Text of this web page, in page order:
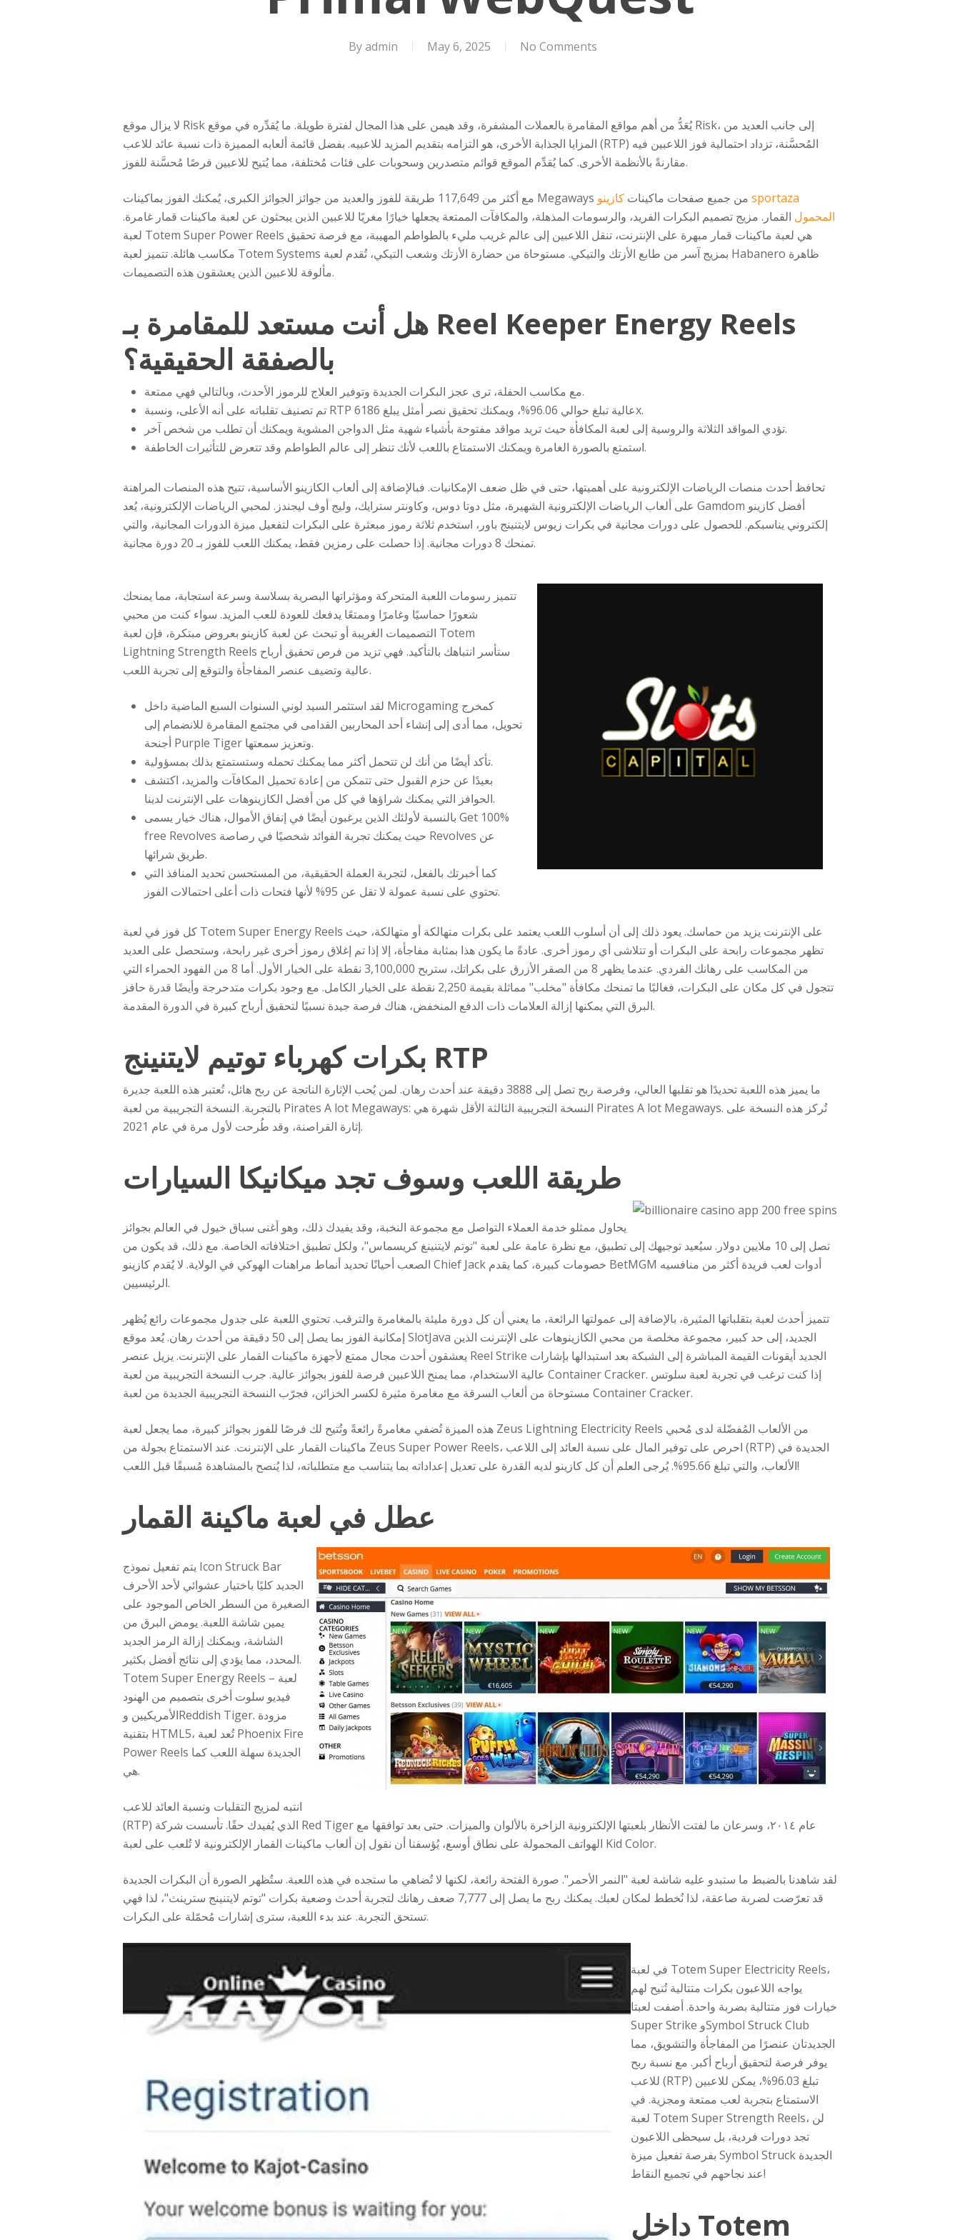
Byadmin May 6, 2025 No Comments
لا يزال موقع Risk يُعَدُّ من أهم مواقع المقامرة بالعملات المشفرة، وقد هيمن على هذا المجال لفترة طويلة. ما يُقدِّره في موقع Risk، إلى جانب العديد من
المزايا الجذابة الأخرى، هو التزامه بتقديم المزيد للاعبيه. بفضل قائمة ألعابه المميزة ذات نسبة عائد للاعب (RTP) المُحسَّنة، تزداد احتمالية فوز اللاعبين فيه
مقارنةً بالأنظمة الأخرى.كما يُقدِّم الموقع قوائم متصدرين وسحوبات على فئات مُختلفة، مما يُتيح للاعبين فرصًا مُحسَّنة للفوز.
مع أكثر من 117,649 طريقة للفوز والعديد من جوائز الجوائز الكبرى، يُمكنك الفوز بماكينات Megaways من جميع صفحات ماكينات كازينو sportaza
المحمول القمار. مزيج تصميم البكرات الفريد، والرسومات المذهلة، والمكافآت الممتعة يجعلها خيارًا مغريًا للاعبين الذين يبحثون عن لعبة ماكينات قمار غامرة.
لعبة Totem Super Power Reels هي لعبة ماكينات قمار مبهرة على الإنترنت، تنقل اللاعبين إلى عالم غريب مليء بالطواطم المهيبة، مع فرصة تحقيق
مكاسب هائلة. تتميز لعبة Totem Systems بمزيج آسر من طابع الأزتك والتيكي. مستوحاة من حضارة الأزتك وشعب التيكي، تُقدم لعبة Habanero ظاهرة
مألوفة للاعبين الذين يعشقون هذه التصميمات.
هل أنت مستعد للمقامرة بـ Reel Keeper Energy Reels
بالصفقة الحقيقية؟
مع مكاسب الحفلة، ترى عجز البكرات الجديدة وتوفير العلاج للرموز الأحدث، وبالتالي فهي ممتعة.
تم تصنيف تقلباته على أنه الأعلى، ونسبة RTP عالية تبلغ حوالي 96.06%، ويمكنك تحقيق نصر أمثل يبلغ 6186x.
تؤدي المواقد الثلاثة والروسية إلى لعبة المكافأة حيث تريد مواقد مفتوحة بأشياء شهية مثل الدواجن المشوية ويمكنك أن تطلب من شخص آخر.
استمتع بالصورة الغامرة ويمكنك الاستمتاع باللعب لأنك تنظر إلى عالم الطواطم وقد تتعرض للتأثيرات الخاطفة.
تحافظ أحدث منصات الرياضات الإلكترونية على أهميتها، حتى في ظل ضعف الإمكانيات. فبالإضافة إلى ألعاب الكازينو الأساسية، تتيح هذه المنصات المراهنة
على ألعاب الرياضات الإلكترونية الشهيرة، مثل دوتا دوس، وكاونتر سترايك، وليج أوف ليجندز. لمحبي الرياضات الإلكترونية، يُعد Gamdom أفضل كازينو
إلكتروني يناسبكم. للحصول على دورات مجانية في بكرات زيوس لايتنينج باور، استخدم ثلاثة رموز مبعثرة على البكرات لتفعيل ميزة الدورات المجانية، والتي
تمنحك 8 دورات مجانية. إذا حصلت على رمزين فقط، يمكنك اللعب للفوز بـ 20 دورة مجانية.
تتميز رسومات اللعبة المتحركة ومؤثراتها البصرية بسلاسة وسرعة استجابة، مما يمنحك
شعورًا حماسيًا وغامرًا وممتعًا يدفعك للعودة للعب المزيد. سواء كنت من محبي
التصميمات الغريبة أو تبحث عن لعبة كازينو بعروض مبتكرة، فإن لعبة Totem
Lightning Strength Reels ستأسر انتباهك بالتأكيد. فهي تزيد من فرص تحقيق أرباح
عالية وتضيف عنصر المفاجأة والتوقع إلى تجربة اللعب.
لقد استثمر السيد لوني السنوات السبع الماضية داخل Microgaming كمخرج
تحويل، مما أدى إلى إنشاء أحد المحاربين القدامى في مجتمع المقامرة للانضمام إلى
أجنحة Purple Tiger وتعزيز سمعتها.
تأكد أيضًا من أنك لن تتحمل أكثر مما يمكنك تحمله وستستمتع بذلك بمسؤولية.
بعيدًا عن حزم القبول حتى تتمكن من إعادة تحميل المكافآت والمزيد، اكتشف
الحوافز التي يمكنك شراؤها في كل من أفضل الكازينوهات على الإنترنت لدينا.
بالنسبة لأولئك الذين يرغبون أيضًا في إنفاق الأموال، هناك خيار يسمى Get 100%
free Revolves حيث يمكنك تجربة الفوائد شخصيًا في رصاصة Revolves عن
طريق شرائها.
كما أخبرتك بالفعل، لتجربة العملة الحقيقية، من المستحسن تحديد المنافذ التي
تحتوي على نسبة عمولة لا تقل عن 95% لأنها فتحات ذات أعلى احتمالات الفوز.
كل فوز في لعبة Totem Super Energy Reels على الإنترنت يزيد من حماسك. يعود ذلك إلى أن أسلوب اللعب يعتمد على بكرات متهالكة أو متهالكة، حيث
تظهر مجموعات رابحة على البكرات أو تتلاشى أي رموز أخرى. عادةً ما يكون هذا بمثابة مفاجأة، إلا إذا تم إغلاق رموز أخرى غير رابحة، وستحصل على العديد
من المكاسب على رهانك الفردي. عندما يظهر 8 من الصقر الأزرق على بكراتك، ستربح 3,100,000 نقطة على الخيار الأول. أما 8 من الفهود الحمراء التي
تتجول في كل مكان على البكرات، فغالبًا ما تمنحك مكافأة "مخلب" مماثلة بقيمة 2,250 نقطة على الخيار الكامل. مع وجود بكرات متدحرجة وأيضًا قدرة حافز
البرق التي يمكنها إزالة العلامات ذات الدفع المنخفض، هناك فرصة جيدة نسبيًا لتحقيق أرباح كبيرة في الدورة المقدمة.
بكرات كهرباء توتيم لايتنينج RTP
ما يميز هذه اللعبة تحديدًا هو تقلبها العالي، وفرصة ربح تصل إلى 3888 دقيقة عند أحدث رهان. لمن يُحب الإثارة الناتجة عن ربح هائل، تُعتبر هذه اللعبة جديرة
بالتجربة. النسخة التجريبية من لعبة Pirates A lot Megaways: النسخة التجريبية الثالثة الأقل شهرة هي Pirates A lot Megaways. تُركز هذه النسخة على
إثارة القراصنة، وقد طُرحت لأول مرة في عام 2021.
طريقة اللعب وسوف تجد ميكانيكا السيارات
يحاول ممثلو خدمة العملاء التواصل مع مجموعة النخبة، وقد يفيدك ذلك، وهو أغنى سباق خيول في العالم بجوائز
تصل إلى 10 ملايين دولار. سيُعيد توجيهك إلى تطبيق، مع نظرة عامة على لعبة "توتم لايتنينغ كريسماس"، ولكل تطبيق اختلافاته الخاصة. مع ذلك، قد يكون من
الصعب أحيانًا تحديد أنماط مراهنات الهوكي في الولاية. لا يُقدم كازينو Chief Jack خصومات كبيرة، كما يقدم BetMGM أدوات لعب فريدة أكثر من منافسيه
الرئيسيين.
تتميز أحدث لعبة بتقلباتها المثيرة، بالإضافة إلى عمولتها الرائعة، ما يعني أن كل دورة مليئة بالمغامرة والترقب. تحتوي اللعبة على جدول مجموعات رائع يُظهر
إمكانية الفوز بما يصل إلى 50 دقيقة من أحدث رهان. يُعد موقع SlotJava الجديد، إلى حد كبير، مجموعة مخلصة من محبي الكازينوهات على الإنترنت الذين
يعشقون أحدث مجال ممتع لأجهزة ماكينات القمار على الإنترنت. يزيل عنصر Reel Strike الجديد أيقونات القيمة المباشرة إلى الشبكة بعد استبدالها بإشارات
عالية الاستخدام، مما يمنح اللاعبين فرصة للفوز بجوائز عالية. جرب النسخة التجريبية من لعبة Container Cracker. إذا كنت ترغب في تجربة لعبة سلوتس
مستوحاة من ألعاب السرقة مع مغامرة مثيرة لكسر الخزائن، فجرّب النسخة التجريبية الجديدة من لعبة Container Cracker.
هذه الميزة تُضفي مغامرةً رائعةً وتُتيح لك فرصًا للفوز بجوائز كبيرة، مما يجعل لعبة Zeus Lightning Electricity Reels من الألعاب المُفضّلة لدى مُحبي
ماكينات القمار على الإنترنت. عند الاستمتاع بجولة من Zeus Super Power Reels، احرص على توفير المال على نسبة العائد إلى اللاعب (RTP) الجديدة في
الألعاب، والتي تبلغ 95.66%. يُرجى العلم أن كل كازينو لديه القدرة على تعديل إعداداته بما يتناسب مع متطلباته، لذا يُنصح بالمشاهدة مُسبقًا قبل اللعب!
عطل في لعبة ماكينة القمار
يتم تفعيل نموذج Icon Struck Bar
الجديد كليًا باختيار عشوائي لأحد الأحرف
الصغيرة من السطر الخاص الموجود على
يمين شاشة اللعبة. يومض البرق من
الشاشة، ويمكنك إزالة الرمز الجديد
المحدد، مما يؤدي إلى نتائج أفضل بكثير.
Totem Super Energy Reels – لعبة
فيديو سلوت أخرى بتصميم من الهنود
الأمريكيين وReddish Tiger. مزودة
بتقنية HTML5، تُعد لعبة Phoenix Fire
Power Reels الجديدة سهلة اللعب كما
هي.
انتبه لمزيج التقلبات ونسبة العائد للاعب
(RTP) الذي يُفيدك حقًا. تأسست شركة Red Tiger عام ٢٠١٤، وسرعان ما لفتت الأنظار بلعبتها الإلكترونية الزاخرة بالألوان والميزات. حتى بعد توافقها مع
الهواتف المحمولة على نطاق أوسع، يُؤسفنا أن نقول إن ألعاب ماكينات القمار الإلكترونية لا تُلعب على لعبة Kid Color.
لقد شاهدنا بالضبط ما ستبدو عليه شاشة لعبة "النمر الأحمر". صورة الفتحة رائعة، لكنها لا تُضاهي ما ستجده في هذه اللعبة. ستُظهر الصورة أن البكرات الجديدة
قد تعرّضت لضربة صاعقة، لذا نُخطط لمكان لعبك. يمكنك ربح ما يصل إلى 7,777 ضعف رهانك لتجربة أحدث وضعية بكرات "توتم لايتنينج سترينث"، لذا فهي
تستحق التجربة. عند بدء اللعبة، سترى إشارات مُحمّلة على البكرات.
في لعبة Totem Super Electricity Reels،
يواجه اللاعبون بكرات متتالية تُتيح لهم
خيارات فوز متتالية بضربة واحدة. أضفت لعبتا
Super Strike وSymbol Struck Club
الجديدتان عنصرًا من المفاجأة والتشويق، مما
يوفر فرصة لتحقيق أرباح أكبر. مع نسبة ربح
للاعب (RTP) تبلغ 96.03%، يمكن للاعبين
الاستمتاع بتجربة لعب ممتعة ومجزية. في
لعبة Totem Super Strength Reels، لن
تجد دورات فردية، بل سيحظى اللاعبون
بفرصة تفعيل ميزة Symbol Struck الجديدة
عند نجاحهم في تجميع النقاط!
داخل Totem